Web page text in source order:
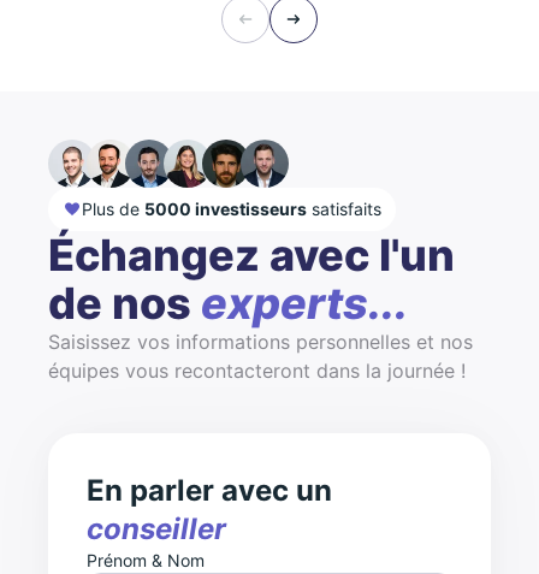
Plus de 5000 investisseurs satisfaits
Échangez avec l'un
de nos experts...
Saisissez vos informations personnelles et nos
équipes vous recontacteront dans la journée !
En parler avec un
conseiller
Prénom & Nom